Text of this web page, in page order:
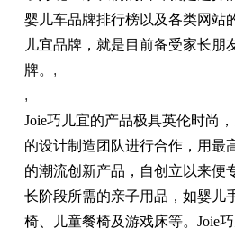
婴儿车品牌排行榜以及各类网站
儿宜品牌，就是目前备受家长朋
牌。 ,
,
Joie巧儿宜的产品极具英伦时尚
的设计制造团队进行合作，用最
的潮流创新产品，自创立以来便
长阶段所需的亲子用品，如婴儿
椅、儿童餐椅及游戏床等。Joie